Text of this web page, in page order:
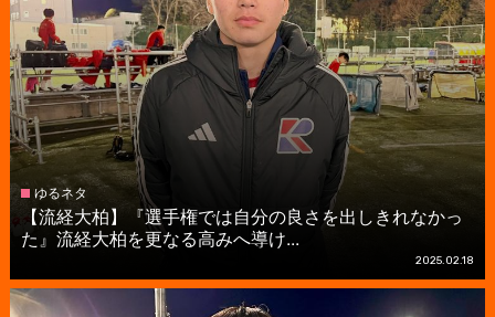
ゆるネタ
【流経大柏】『選手権では自分の良さを出しきれなかっ
た』流経大柏を更なる高みへ導け...
2025.02.18